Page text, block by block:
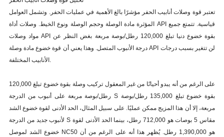
تعتبر قوة وصلات أنابيب الحفر مؤشرًا بالغ الأهمية في عمليات الحفر. وتشمل العوامل
المؤثرة مادة الوصلة وحجم الوصلة ونوع الخيط. وصلات أداة API قياسية. تتمتع جميع
مواد وصلات API بقوة خضوع دنيا تبلغ 120,000 رطل/بوصة مربعة بغض النظر عن
درجة الأنبوب المتصل. وهذا يعني أن قوة خضوع مادة وصلة API لن تتغير بسبب درجات
الأنابيب المختلفة.
على الرغم من أنه يبدو أحيانًا من غير المعقول تركيب وصلة بقوة خضوع تبلغ 120,000
رطل/بوصة مربعة على أنبوب من الدرجة S بقوة خضوع تبلغ 135,000 رطل/بوصة
مربعة، إلا أن هذا المزيج ممكن عمليًا. على سبيل المثال، الحد الأدنى لقوة خضوع الشد
لأنبوب جديد من الدرجة S مقاس 5 بوصات هو 712,000 رطل، بينما الحد الأدنى لقوة
خضوع الشد لموصل NC50 هو 1,390,000 رطل. يُظهر هذا أنه على الرغم من أن